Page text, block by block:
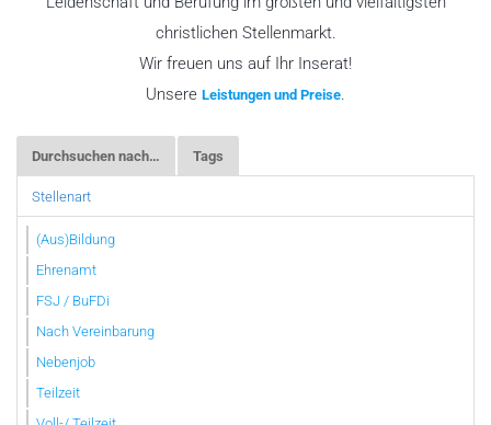
christlichen Stellenmarkt.
Wir freuen uns auf Ihr Inserat!
Unsere Leistungen und Preise.
Durchsuchen nach… Tags
Stellenart
(Aus)Bildung
Ehrenamt
FSJ / BuFDi
Nach Vereinbarung
Nebenjob
Teilzeit